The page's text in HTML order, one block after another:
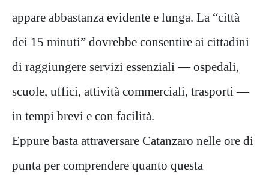
appare abbastanza evidente e lunga. La “città
dei 15 minuti” dovrebbe consentire ai cittadini
di raggiungere servizi essenziali — ospedali,
scuole, uffici, attività commerciali, trasporti —
in tempi brevi e con facilità.
Eppure basta attraversare Catanzaro nelle ore di
punta per comprendere quanto questa